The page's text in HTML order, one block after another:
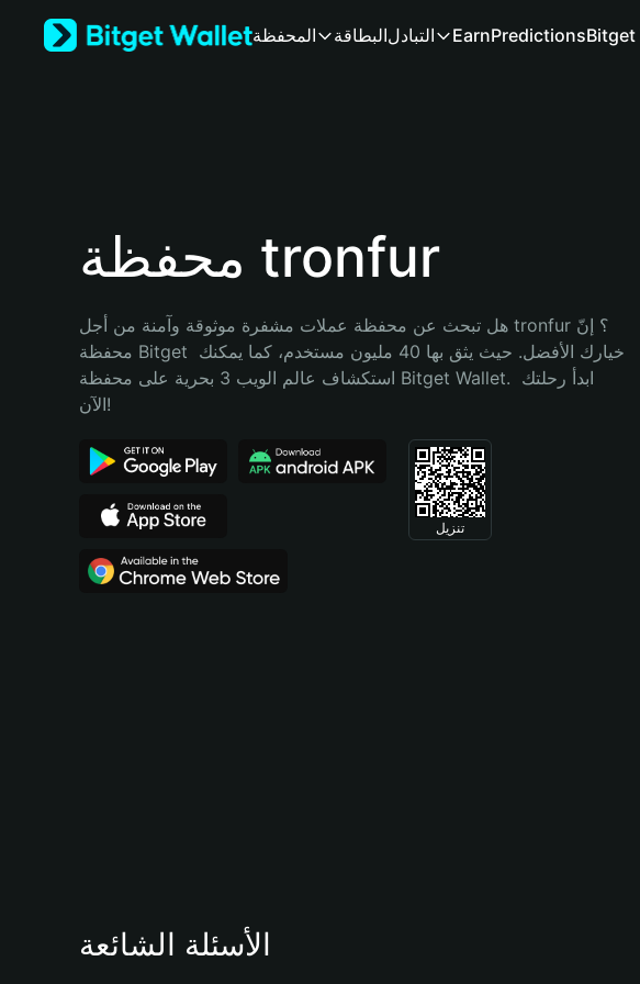
Bahasa Indonesia
Português (Brasil)
المحفظة البطاقةالتبادل EarnPredictionsBitget
محفظة tronfur
هل تبحث عن محفظة عملات مشفرة موثوقة وآمنة من أجل tronfur؟ إنّ
محفظة Bitget خيارك الأفضل. حيث يثق بها 40 مليون مستخدم، كما يمكنك
استكشاف عالم الويب 3 بحرية على محفظة Bitget Wallet. ابدأ رحلتك
الآن!
تنزيل
الأسئلة الشائعة